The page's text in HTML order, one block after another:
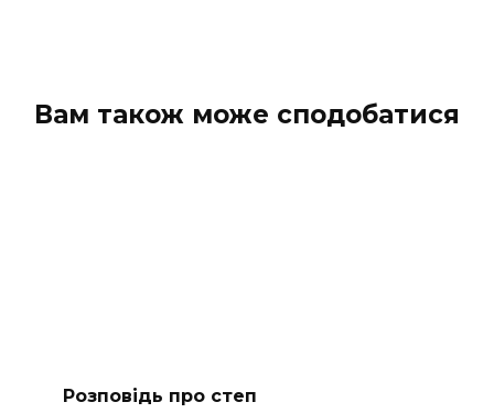
Вам також може сподобатися
Розповідь про степ